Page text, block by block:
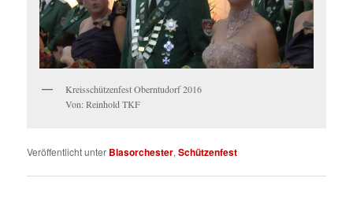
Kreisschützenfest Oberntudorf 2016
Von: Reinhold TKF
Veröffentlicht unter Blasorchester,Schützenfest